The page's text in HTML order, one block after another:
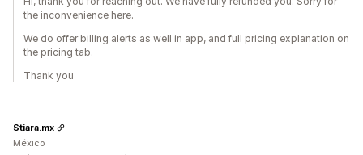
the inconvenience here.
We do offer billing alerts as well in app, and full pricing explanation on
the pricing tab.
Thank you
Stiara.mx
México